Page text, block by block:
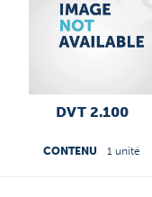
DVT 2.100
CONTENU 1 unité